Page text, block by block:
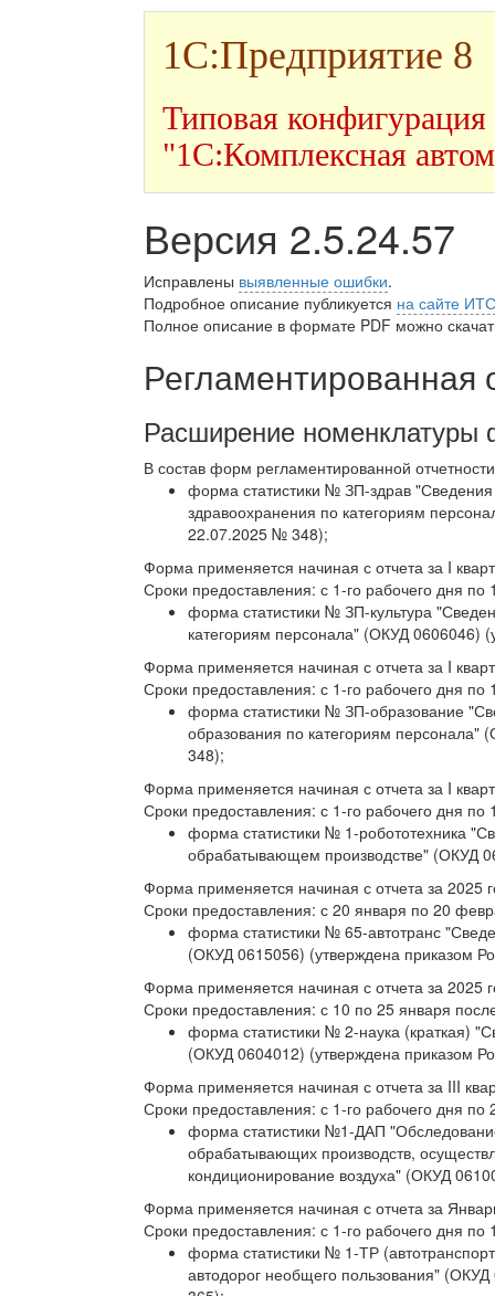
1С:Предприятие 8
Типовая конфигурация
"1С:Комплексная
Версия 2.5.24.57
Исправлены выявленные ошибки.
Подробное описание публикуется на сайте ИТС
Полное описание в формате PDF можно
Регламентированная
Расширение номенклатуры
В состав форм регламентированной
форма статистики № ЗП-здрав
здравоохранения по категориям
22.07.2025 № 348);
Форма применяется начиная с отчета за I
Сроки предоставления: с 1-го рабочего дня по
форма статистики № ЗП-культура
категориям персонала" (ОКУД 0606046)
Форма применяется начиная с отчета за I
Сроки предоставления: с 1-го рабочего дня по
форма статистики № ЗП-образование
образования по категориям
348);
Форма применяется начиная с отчета за I
Сроки предоставления: с 1-го рабочего дня по
форма статистики № 1-робототехника
обрабатывающем производстве" (ОКУД
Форма применяется начиная с отчета за 2025
Сроки предоставления: с 20 января по 20
форма статистики № 65-автотранс
(ОКУД 0615056) (утверждена приказом
Форма применяется начиная с отчета за 2025
Сроки предоставления: с 10 по 25 января
форма статистики № 2-наука (краткая)
(ОКУД 0604012) (утверждена приказом
Форма применяется начиная с отчета за III
Сроки предоставления: с 1-го рабочего дня
форма статистики №1-ДАП
обрабатывающих производств,
кондиционирование воздуха" (ОКУД
Форма применяется начиная с отчета за
Сроки предоставления: с 1-го рабочего дня по
форма статистики № 1-ТР
автодорог необщего пользования"